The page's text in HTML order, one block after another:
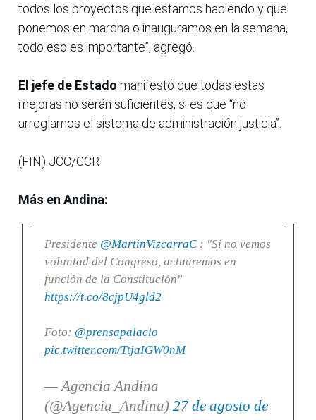
todos los proyectos que estamos haciendo y que
ponemos en marcha o inauguramos en la semana,
todo eso es importante”, agregó.
El jefe de Estado manifestó que todas estas
mejoras no serán suficientes, si es que “no
arreglamos el sistema de administración justicia”.
(FIN) JCC/CCR
Más en Andina:
Presidente @MartinVizcarraC: "Si no vemos
voluntad del Congreso, actuaremos en
función de la Constitución"
https://t.co/8cjpU4gld2
Foto: @prensapalacio
pic.twitter.com/TtjaIGW0nM
— Agencia Andina
(@Agencia_Andina) 27 de agosto de